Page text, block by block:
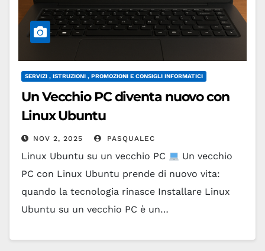
SERVIZI , ISTRUZIONI , PROMOZIONI E CONSIGLI INFORMATICI
Un Vecchio PC diventa nuovo con
Linux Ubuntu
NOV 2, 2025 PASQUALEC
Linux Ubuntu su un vecchio PC
Un vecchio
PC con Linux Ubuntu prende di nuovo vita:
quando la tecnologia rinasce Installare Linux
Ubuntu su un vecchio PC è un…